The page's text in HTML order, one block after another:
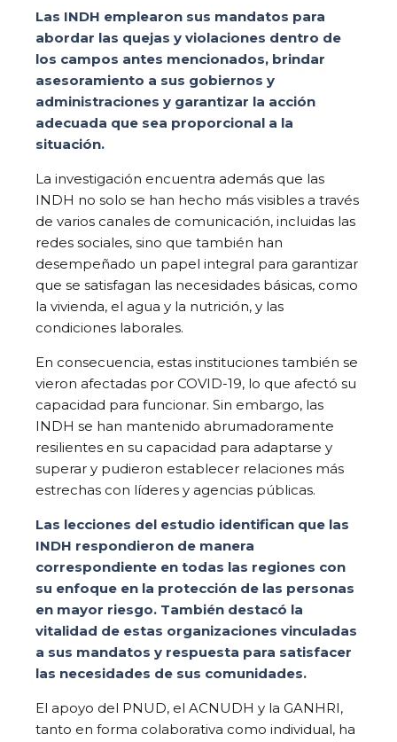
Las INDH emplearon sus mandatos para
abordar las quejas y violaciones dentro de
los campos antes mencionados, brindar
asesoramiento a sus gobiernos y
administraciones y garantizar la acción
adecuada que sea proporcional a la
situación.
La investigación encuentra además que las
INDH no solo se han hecho más visibles a través
de varios canales de comunicación, incluidas las
redes sociales, sino que también han
desempeñado un papel integral para garantizar
que se satisfagan las necesidades básicas, como
la vivienda, el agua y la nutrición, y las
condiciones laborales.
En consecuencia, estas instituciones también se
vieron afectadas por COVID-19, lo que afectó su
capacidad para funcionar. Sin embargo, las
INDH se han mantenido abrumadoramente
resilientes en su capacidad para adaptarse y
superar y pudieron establecer relaciones más
estrechas con líderes y agencias públicas.
Las lecciones del estudio identifican que las
INDH respondieron de manera
correspondiente en todas las regiones con
su enfoque en la protección de las personas
en mayor riesgo. También destacó la
vitalidad de estas organizaciones vinculadas
a sus mandatos y respuesta para satisfacer
las necesidades de sus comunidades.
El apoyo del PNUD, el ACNUDH y la GANHRI,
tanto en forma colaborativa como individual, ha